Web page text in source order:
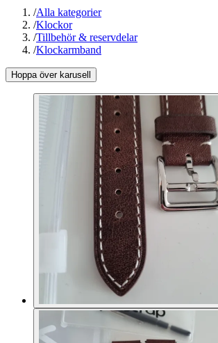
/Alla kategorier
/Klockor
/Tillbehör & reservdelar
/Klockarmband
Hoppa över karusell